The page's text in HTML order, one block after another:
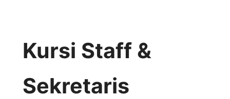
Kursi Staff &
Sekretaris